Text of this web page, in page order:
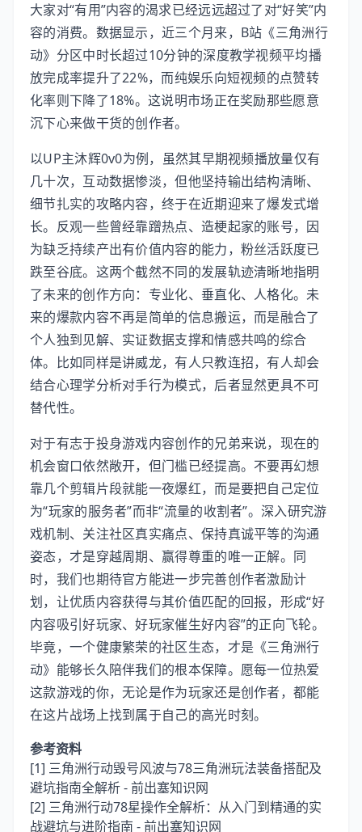
大家对“有用”内容的渴求已经远远超过了对“好笑”内
容的消费。数据显示，近三个月来，B站《三角洲行
动》分区中时长超过10分钟的深度教学视频平均播
放完成率提升了22%，而纯娱乐向短视频的点赞转
化率则下降了18%。这说明市场正在奖励那些愿意
沉下心来做干货的创作者。
以UP主沐辉0v0为例，虽然其早期视频播放量仅有
几十次，互动数据惨淡，但他坚持输出结构清晰、
细节扎实的攻略内容，终于在近期迎来了爆发式增
长。反观一些曾经靠蹭热点、造梗起家的账号，因
为缺乏持续产出有价值内容的能力，粉丝活跃度已
跌至谷底。这两个截然不同的发展轨迹清晰地指明
了未来的创作方向：专业化、垂直化、人格化。未
来的爆款内容不再是简单的信息搬运，而是融合了
个人独到见解、实证数据支撑和情感共鸣的综合
体。比如同样是讲威龙，有人只教连招，有人却会
结合心理学分析对手行为模式，后者显然更具不可
替代性。
对于有志于投身游戏内容创作的兄弟来说，现在的
机会窗口依然敞开，但门槛已经提高。不要再幻想
靠几个剪辑片段就能一夜爆红，而是要把自己定位
为“玩家的服务者”而非“流量的收割者”。深入研究游
戏机制、关注社区真实痛点、保持真诚平等的沟通
姿态，才是穿越周期、赢得尊重的唯一正解。同
时，我们也期待官方能进一步完善创作者激励计
划，让优质内容获得与其价值匹配的回报，形成“好
内容吸引好玩家、好玩家催生好内容”的正向飞轮。
毕竟，一个健康繁荣的社区生态，才是《三角洲行
动》能够长久陪伴我们的根本保障。愿每一位热爱
这款游戏的你，无论是作为玩家还是创作者，都能
在这片战场上找到属于自己的高光时刻。
参考资料
[1] 三角洲行动毁号风波与78三角洲玩法装备搭配及
避坑指南全解析 - 前出塞知识网
[2] 三角洲行动78星操作全解析：从入门到精通的实
战避坑与进阶指南 - 前出塞知识网